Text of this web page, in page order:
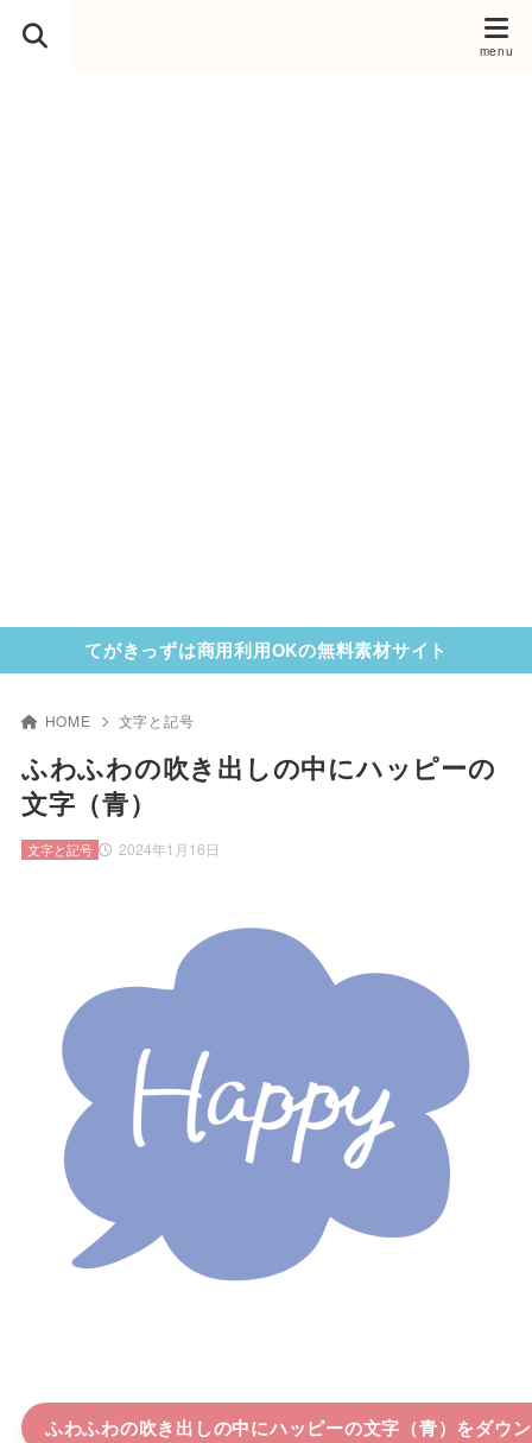
てがきっずは商用利用OKの無料素材サイト
HOME 文字と記号
ふわふわの吹き出しの中にハッピーの
文字（青）
2024年1月16日
文字と記号
ふわふわの吹き出しの中にハッピーの文字（青）